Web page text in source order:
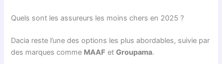
Quels sont les assureurs les moins chers en 2025 ?
Dacia reste l’une des options les plus abordables, suivie par
des marques comme MAAF etGroupama.